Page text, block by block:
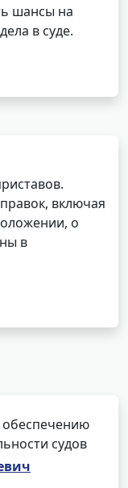
шансы на
в суде.
включая
о
в
судов